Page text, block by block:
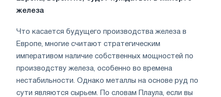
железа
Что касается будущего производства железа в
Европе, многие считают стратегическим
императивом наличие собственных мощностей по
производству железа, особенно во времена
нестабильности. Однако металлы на основе руд по
сути являются сырьем. По словам Плаула, если вы